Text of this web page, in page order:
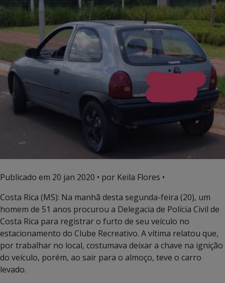
Publicado em 20 jan 2020 • por Keila Flores •
Costa Rica (MS): Na manhã desta segunda-feira (20), um
homem de 51 anos procurou a Delegacia de Polícia Civil de
Costa Rica para registrar o furto de seu veículo no
estacionamento do Clube Recreativo. A vítima relatou que,
por trabalhar no local, costumava deixar a chave na ignição
do veículo, porém, ao sair para o almoço, teve o carro
levado.